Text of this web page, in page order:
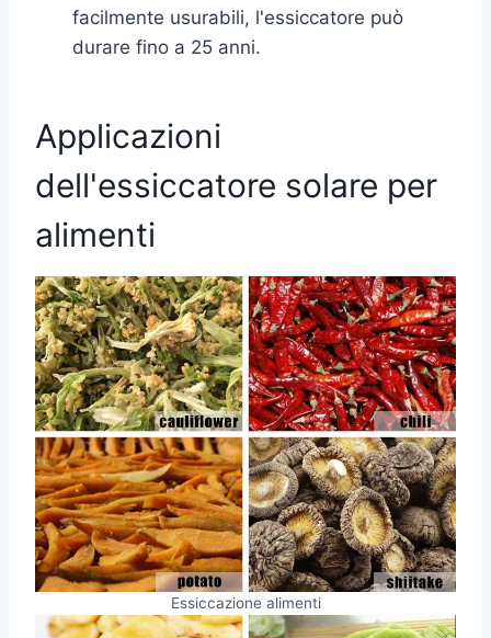
facilmente usurabili, l'essiccatore può
durare fino a 25 anni.
Applicazioni
dell'essiccatore solare per
alimenti
Essiccazione alimenti